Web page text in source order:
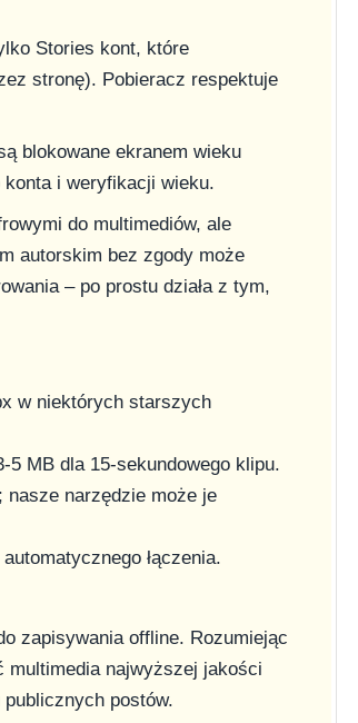
Stories kont, które
stronę). Pobieracz respektuje
blokowane ekranem wieku
konta i weryfikacji wieku.
do multimediów, ale
autorskim bez zgody może
– po prostu działa z tym,
w niektórych starszych
5 MB dla 15-sekundowego klipu.
narzędzie może je
łączenia.
zapisywania offline. Rozumiejąc
najwyższej jakości
postów.